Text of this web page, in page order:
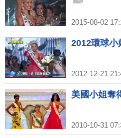
2015-08-02
2012環球小
2012-12-21
美國小姐奪
2010-10-31